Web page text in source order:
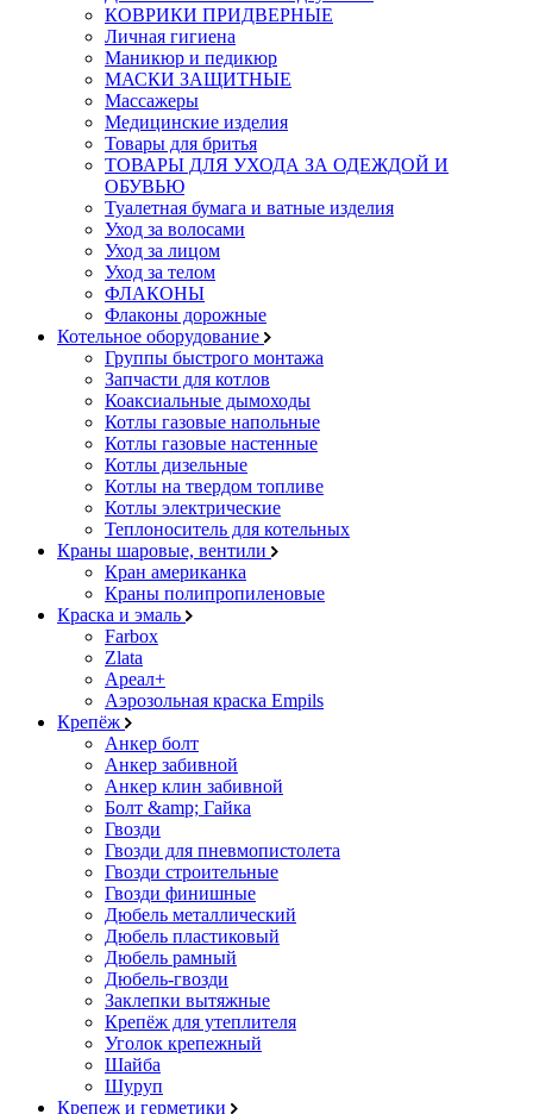
КОВРИКИ ПРИДВЕРНЫЕ
Личная гигиена
Маникюр и педикюр
МАСКИ ЗАЩИТНЫЕ
Массажеры
Медицинские изделия
Товары для бритья
ТОВАРЫ ДЛЯ УХОДА ЗА ОДЕЖДОЙ И
ОБУВЬЮ
Туалетная бумага и ватные изделия
Уход за волосами
Уход за лицом
Уход за телом
ФЛАКОНЫ
Флаконы дорожные
Котельное оборудование
Группы быстрого монтажа
Запчасти для котлов
Коаксиальные дымоходы
Котлы газовые напольные
Котлы газовые настенные
Котлы дизельные
Котлы на твердом топливе
Котлы электрические
Теплоноситель для котельных
Краны шаровые, вентили
Кран американка
Краны полипропиленовые
Краска и эмаль
Farbox
Zlata
Ареал+
Аэрозольная краска Empils
Крепёж
Анкер болт
Анкер забивной
Анкер клин забивной
Болт &amp; Гайка
Гвозди
Гвозди для пневмопистолета
Гвозди строительные
Гвозди финишные
Дюбель металлический
Дюбель пластиковый
Дюбель рамный
Дюбель-гвозди
Заклепки вытяжные
Крепёж для утеплителя
Уголок крепежный
Шайба
Шуруп
Крепеж и герметики